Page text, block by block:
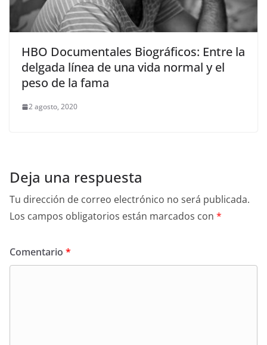
HBO Documentales Biográficos: Entre la
delgada línea de una vida normal y el
peso de la fama
2 agosto, 2020
Deja una respuesta
Tu dirección de correo electrónico no será publicada.
Los campos obligatorios están marcados con *
Comentario *